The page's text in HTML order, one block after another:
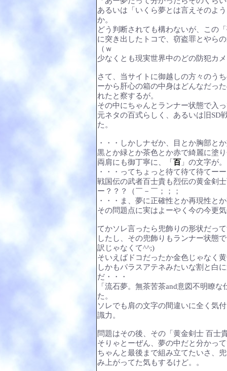
あるいは「いくら夢とは言えそのよ
か。
どう判断されても構わないが、この
に突き出したトコで、窃盗罪とやら
（ｗ
少なくとも現実世界中のどの防犯カ
さて、当サイトに御越しの方々のう
ーから肝心の箱の中身はどんなだっ
れたと察するが。
その中にちゃんとランナー状態で入
元ネタの百式らしく、あるいは旧SD
た。
・・・しかしナゼか、目とか胸部と
黒とか緑とか茶色とか赤で綺麗に塗
両肩にも御丁寧に、「 百 」の文字が。
・・・ってちょっと待て待て待てー
戦国伝の武者百士貴も烈伝の黄金剣
ー？？？（￣－￣；；；
・・・ま、夢に正確性とか再現性と
その問題点に実はよーやく今の今更
てかソレ言ったら兜飾りの形状だっ
したし、その兜飾りもランナー状態
訳じゃなくて^^;)
そいえばドコだったか金色じゃなく
しかもパラスアテネみたいな割と白
だ・・・
「流石夢。無茶苦茶and意図不明瞭
た。
ソレでも肩の文字の間違いに全く気
識力。
問題はその後、その「黄金剣士 百士
そりゃとーぜん、夢の中だと分かっ
ちゃんと最後まで組み立てたいさ、
み上がってた気もするけど。。